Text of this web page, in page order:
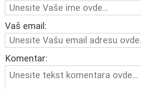
Vaš email:
Komentar: